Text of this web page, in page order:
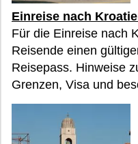
Einreise nach
Für die Einreise nach
Reisende einen
Reisepass. Hinweise
Grenzen, Visa und